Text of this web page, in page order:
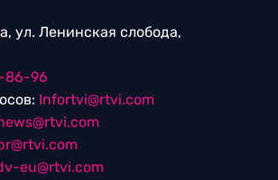
ул. Ленинская слобода,
86-96
Infortvi@rtvi.com
eu@rtvi.com